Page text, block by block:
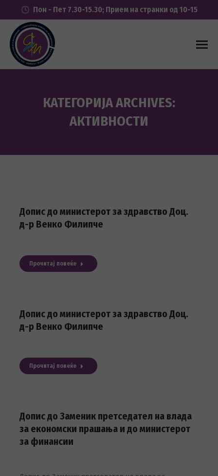
Пон - Пет 7.30-15.30; Прием на странки од 10-15
КАТЕГОРИЈА ARCHIVES:
АКТИВНОСТИ
Допис до министерот за здравство Доц.
д-р Венко Филипче
Прочитај повеќе
Допис до министерот за здравство Доц.
д-р Венко Филипче
Прочитај повеќе
Допис до Заменик претседател на влада
за економски прашања и до министерот
за финансии